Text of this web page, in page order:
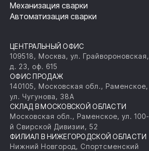
Механизация сварки
Автоматизация сварки
ЦЕНТРАЛЬНЫЙ ОФИС
109518, Москва, ул. Грайвороновская,
д. 23, оф. 615
ОФИС ПРОДАЖ
140105, Московская обл., Раменское,
ул. Чугунова, 38А
СКЛАД В МОСКОВСКОЙ ОБЛАСТИ
Московская обл., Раменское, ул. 100-
й Свирской Дивизии, 52
ФИЛИАЛ В НИЖЕГОРОДСКОЙ ОБЛАСТИ
Нижний Новгород, Спортсменский